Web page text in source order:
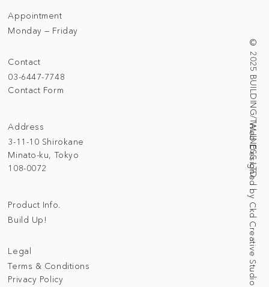
Address
3-11-10 Shirokane
Minato-ku, Tokyo
108-0072
© 2025 BUILDING/TALLNESS LTD.
Web Designed by Ckd Creative Studio
Contact
03-6447-7748
Contact Form
Appointment
Monday — Friday
Legal
Terms & Conditions
Privacy Policy
Product Info.
Build Up!